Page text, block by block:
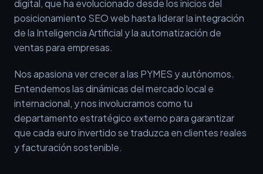
digital, que ha evolucionado desde los inicios del
posicionamiento SEO web hasta liderar la integración
de la Inteligencia Artificial y la automatización de
ventas para empresas.
Nos apasiona ver crecer a las PYMES y autónomos.
Entendemos las dinámicas del mercado local e
internacional, y nos involucramos como tu
departamento estratégico externo para garantizar
que cada euro invertido se traduzca en clientes reales
y facturación sostenible.